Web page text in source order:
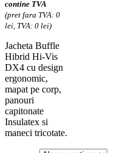
contine TVA
(pret fara TVA: 0
lei, TVA: 0 lei)
Jacheta Buffle
Hibrid Hi-Vis
DX4 cu design
ergonomic,
mapat pe corp,
panouri
capitonate
Insulatex si
maneci tricotate.